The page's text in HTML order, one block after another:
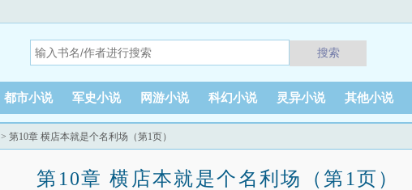
搜索
都市小说 军史小说 网游小说 科幻小说 灵异小说 其他小说
> 第10章 横店本就是个名利场（第1页）
第10章 横店本就是个名利场（第1页）